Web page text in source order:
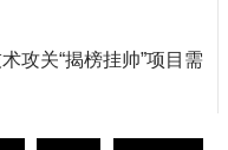
攻关“揭榜挂帅”项目需